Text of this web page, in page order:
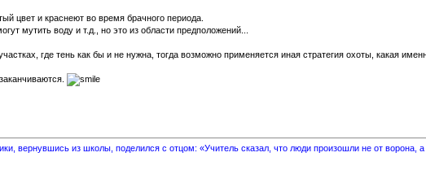
цвет и краснеют во время брачного периода.
мутить воду и т.д., но это из области предположений...
где тень как бы и не нужна, тогда возможно применяется иная стратегия охоты, какая
вернувшись из школы, поделился с отцом: «Учитель сказал, что люди произошли не от ворона,